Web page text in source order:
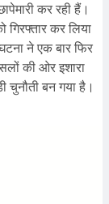
कर रही हैं।
गिरफ्तार कर लिया
ने एक बार फिर
की ओर इशारा
चुनौती बन गया है।